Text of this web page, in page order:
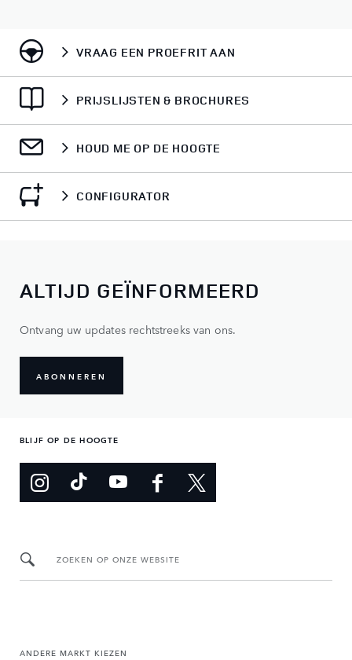
VRAAG EEN PROEFRIT AAN
PRIJSLIJSTEN & BROCHURES
HOUD ME OP DE HOOGTE
CONFIGURATOR
ALTIJD GEÏNFORMEERD
Ontvang uw updates rechtstreeks van ons.
ABONNEREN
BLIJF OP DE HOOGTE
ZOEKEN OP ONZE WEBSITE
ANDERE MARKT KIEZEN